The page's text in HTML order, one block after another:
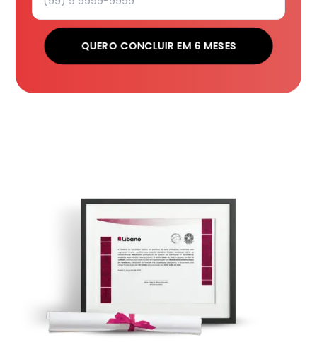
QUERO CONCLUIR EM 6 MESES